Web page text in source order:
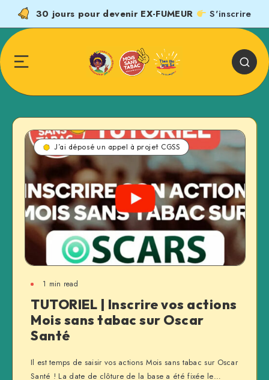
30 jours pour devenir EX-FUMEUR S'inscrire
J’ai déposé un appel à projet CGSS
1 min read
TUTORIEL | Inscrire vos actions
Mois sans tabac sur Oscar
Santé
Il est temps de saisir vos actions Mois sans tabac sur Oscar
Santé ! La date de clôture de la base a été fixée le…